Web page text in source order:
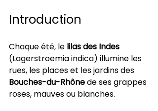
Introduction
Chaque été, le lilas des Indes
(Lagerstroemia indica) illumine les
rues, les places et les jardins des
Bouches-du-Rhône de ses grappes
roses, mauves ou blanches.